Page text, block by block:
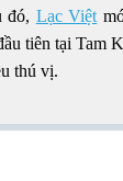
đó, Lạc Việt
tiên tại Tam
thú vị.